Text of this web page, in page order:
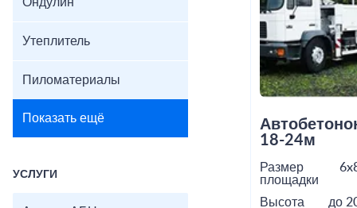
Утеплитель
Пиломатериалы
Показать ещё
УСЛУГИ
18-24м
Размер
площадки
Высота до